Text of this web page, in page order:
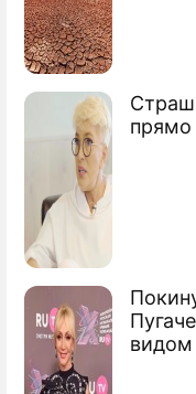
прямо
видом
"Газпром"
Греф